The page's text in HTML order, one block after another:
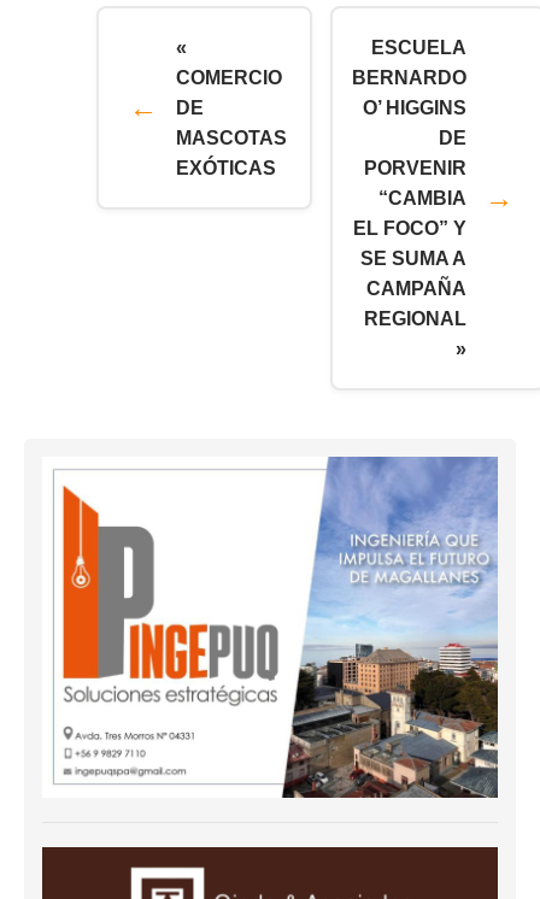
«
COMERCIO
DE
MASCOTAS
EXÓTICAS
ESCUELA
BERNARDO
O’ HIGGINS
DE
PORVENIR
“CAMBIA
EL FOCO” Y
SE SUMA A
CAMPAÑA
REGIONAL
»